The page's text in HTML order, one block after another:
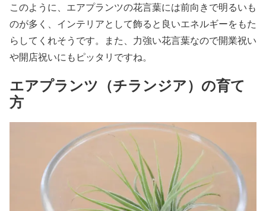
このように、エアプランツの花言葉には前向きで明るいも
のが多く、インテリアとして飾ると良いエネルギーをもた
らしてくれそうです。また、力強い花言葉なので開業祝い
や開店祝いにもピッタリですね。
エアプランツ（チランジア）の育て
方